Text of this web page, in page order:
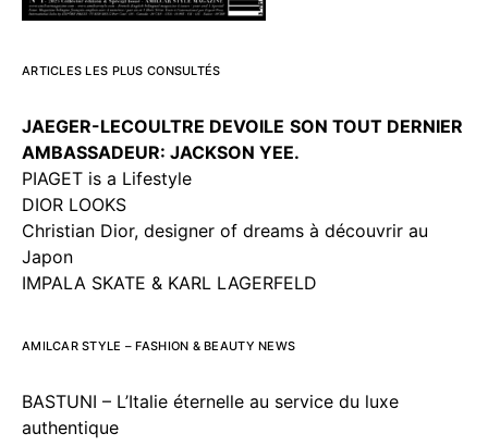
ARTICLES LES PLUS CONSULTÉS
JAEGER-LECOULTRE DEVOILE SON TOUT DERNIER
AMBASSADEUR: JACKSON YEE.
PIAGET is a Lifestyle
DIOR LOOKS
Christian Dior, designer of dreams à découvrir au
Japon
IMPALA SKATE & KARL LAGERFELD
AMILCAR STYLE – FASHION & BEAUTY NEWS
BASTUNI – L’Italie éternelle au service du luxe
authentique